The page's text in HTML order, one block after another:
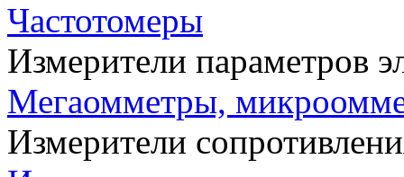
Частотомеры
Измерители параметров
Мегаомметры,
Измерители